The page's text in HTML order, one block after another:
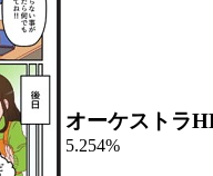
オーケストラ
5.254%